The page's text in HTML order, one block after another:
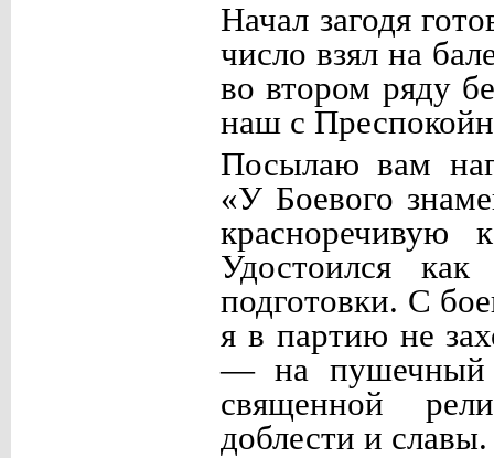
Начал загодя
число взял на
во втором ряду
наш с
Посылаю вам
«У Боевого
красноречивую
Удостоился
подготовки. С
я в партию не
— на пушечный
священной
доблести и